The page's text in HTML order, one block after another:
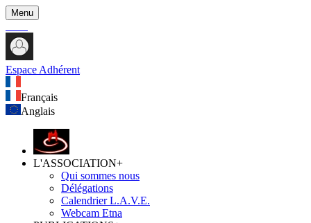
Menu
Espace Adhérent
Français
Anglais
L'ASSOCIATION+
Qui sommes nous
Délégations
Calendrier L.A.V.E.
Webcam Etna